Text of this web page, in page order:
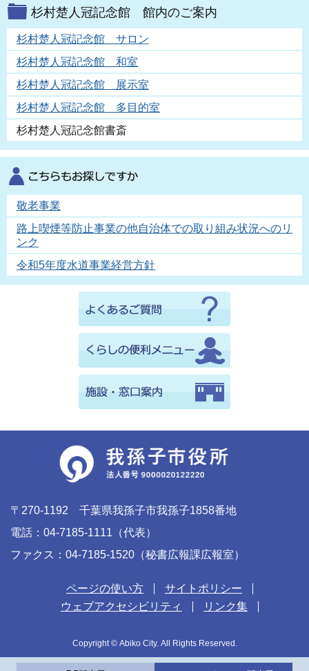
杉村楚人冠記念館 館内のご案内
杉村楚人冠記念館 サロン
杉村楚人冠記念館 和室
杉村楚人冠記念館 展示室
杉村楚人冠記念館 多目的室
杉村楚人冠記念館書斎
敬老事業
路上喫煙等防止事業の他自治体での取り組み状況へのリ
ンク
令和5年度水道事業経営方針
〒270-1192 千葉県我孫子市我孫子1858番地
電話：04-7185-1111（代表）
ファクス：04-7185-1520（秘書広報課広報室）
ページの使い方
サイトポリシー
ウェブアクセシビリティ
リンク集
Copyright © Abiko City. All Rights Reserved.